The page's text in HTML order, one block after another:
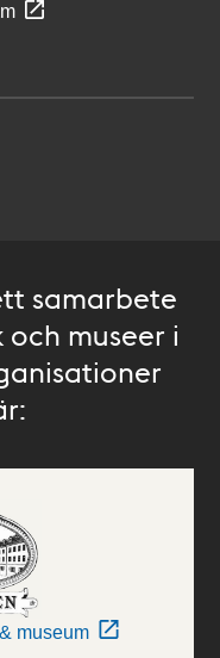
samarbete
museer i
museum